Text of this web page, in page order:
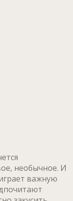
необычное. И
важную